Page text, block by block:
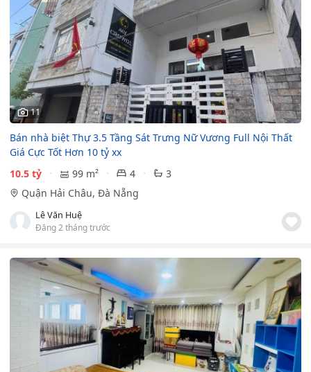
11
Bán nhà biệt Thự 3.5 Tầng Sát Trưng Nữ Vương Full Nội Thất
Giá Cực Tốt Hơn 10 tỷ xx
10.5 tỷ
99 m² 4
3
Quận Hải Châu, Đà Nẵng
Lê Văn Huệ
Đăng 2 tháng trước